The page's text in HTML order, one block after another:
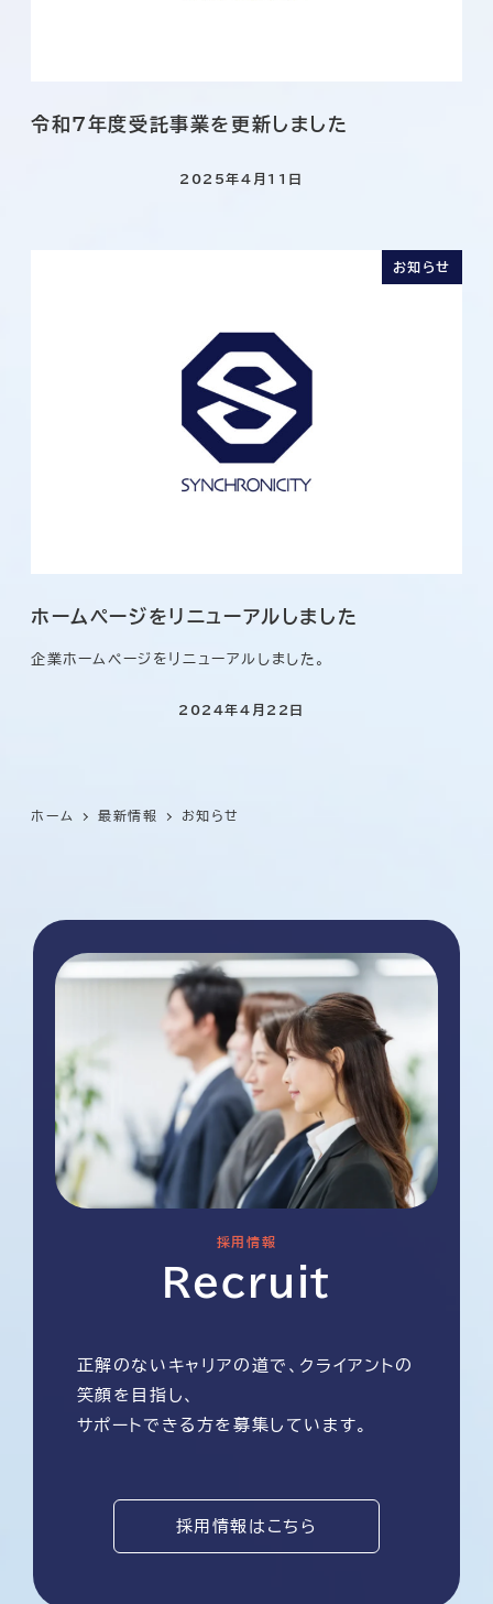
令和7年度受託事業を更新しました
2025年4月11日
お知らせ
ホームページをリニューアルしました
企業ホームページをリニューアルしました。
2024年4月22日
ホーム 最新情報 お知らせ
採用情報
Recruit
正解のないキャリアの道で、クライアントの
笑顔を目指し、
サポートできる方を募集しています。
採用情報はこちら